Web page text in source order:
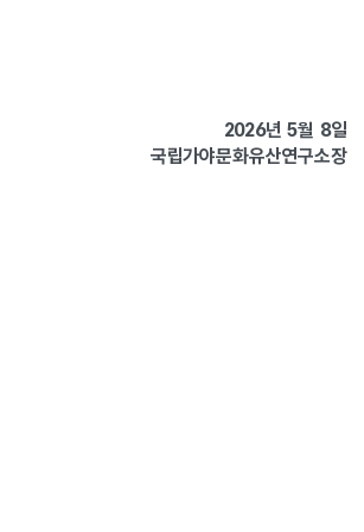
2026년 5월 8일
국립가야문화유산연구소장